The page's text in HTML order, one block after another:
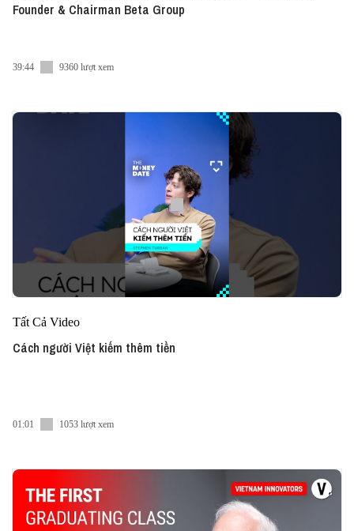
Founder & Chairman Beta Group
39:44 9360 lượt xem
Tất Cả Video
Cách người Việt kiếm thêm tiền
01:01 1053 lượt xem